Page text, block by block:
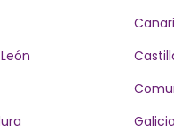
Galicia